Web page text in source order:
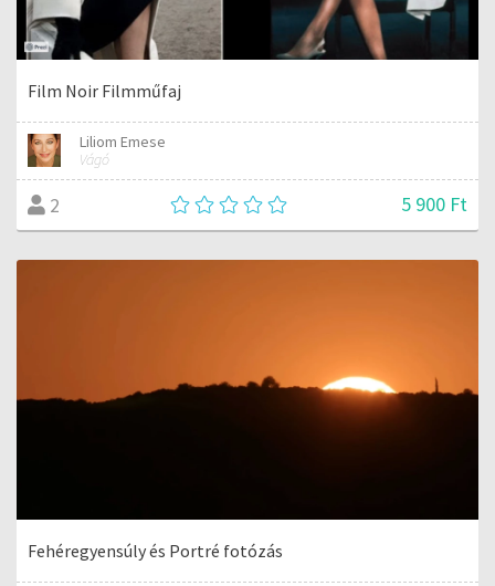
Film Noir Filmműfaj
Liliom Emese
Vágó
2 5 900 Ft
Fehéregyensúly és Portré fotózás